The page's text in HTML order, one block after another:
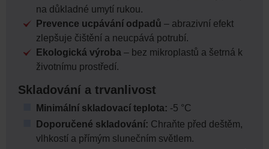
na důkladné umytí rukou.
Prevence ucpávání odpadů – abrazivní efekt
zlepšuje čištění a neucpává potrubí.
Ekologická výroba – bez mikroplastů a šetrná k
životnímu prostředí.
Skladování a trvanlivost
Minimální skladovací teplota: -5 °C
Doporučené skladování: Chraňte před deštěm,
vlhkostí a přímým slunečním světlem.